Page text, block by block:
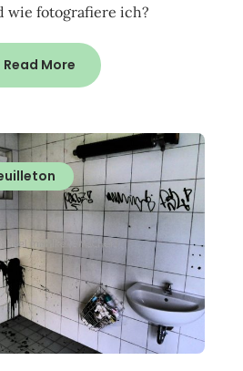
wie fotografiere ich?
Read More